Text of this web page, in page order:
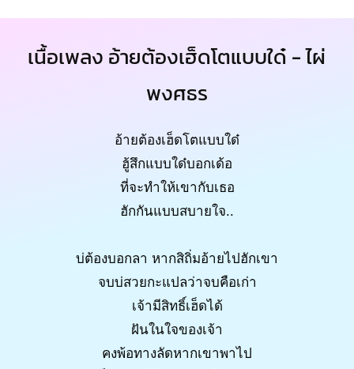
เนื้อเพลง อ้ายต้องเฮ็ดโตแบบใด๋ - ไผ่
พงศธร
อ้ายต้องเฮ็ดโตแบบใด๋
ฮู้สึกแบบใด๋บอกเด้อ
ที่จะทำให้เขากับเธอ
ฮักกันแบบสบายใจ..
บ่ต้องบอกลา หากสิถิ่มอ้ายไปฮักเขา
จบบ่สวยกะแปลว่าจบคือเก่า
เจ้ามีสิทธิ์เฮ็ดได้
ฝันในใจของเจ้า
คงพ้อทางลัดหากเขาพาไป